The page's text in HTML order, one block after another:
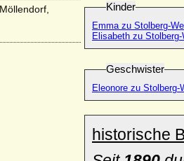
Kinder
Emma zu Stolberg-
Elisabeth zu Stolberg-
Geschwister
Eleonore zu Stolberg-
historische